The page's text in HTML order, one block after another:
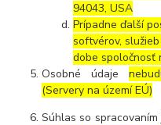
94043, USA
Prípadne ďalší
softvérov,
dobe spoločnosť
Osobné údaje
(Servery na území EÚ)
Súhlas so